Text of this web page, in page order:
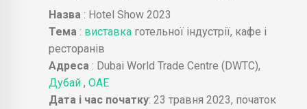
Назва : Hotel Show 2023
Тема : виставка готельної індустрії, кафе і
ресторанів
Адреса : Dubai World Trade Centre (DWTC),
Дубай , ОАЕ
Дата і час початку: 23 травня 2023, початок